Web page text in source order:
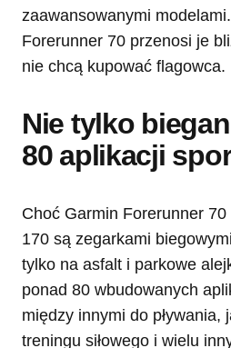
zaawansowanymi
Forerunner 70 przenosi je
nie chcą kupować flagowca.
Nie tylko
80 aplikacji
Choć Garmin Forerunner
170 są zegarkami
tylko na asfalt i parkowe
ponad 80 wbudowanych
między innymi do pływania,
treningu siłowego i wielu